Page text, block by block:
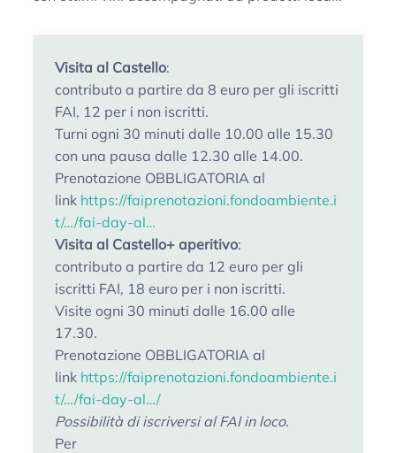
Visita al Castello:
contributo a partire da 8 euro per gli iscritti
FAI, 12 per i non iscritti.
Turni ogni 30 minuti dalle 10.00 alle 15.30
con una pausa dalle 12.30 alle 14.00.
Prenotazione OBBLIGATORIA al
link https://faiprenotazioni.fondoambiente.i
t/…/fai-day-al…
Visita al Castello+ aperitivo:
contributo a partire da 12 euro per gli
iscritti FAI, 18 euro per i non iscritti.
Visite ogni 30 minuti dalle 16.00 alle
17.30.
Prenotazione OBBLIGATORIA al
link https://faiprenotazioni.fondoambiente.i
t/…/fai-day-al…/
Possibilità di iscriversi al FAI in loco.
Per